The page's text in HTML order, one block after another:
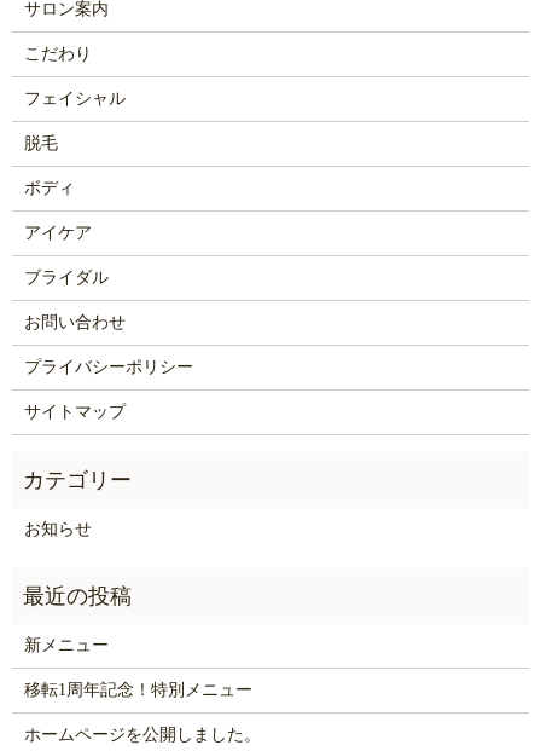
サロン案内
こだわり
フェイシャル
脱毛
ボディ
アイケア
ブライダル
お問い合わせ
プライバシーポリシー
サイトマップ
お知らせ
新メニュー
移転1周年記念！特別メニュー
ホームページを公開しました。